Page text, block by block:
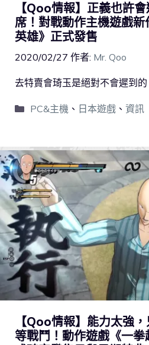
【Qoo情報】正義也許
席！對戰動作主機遊戲
英雄》正式發售
2020/02/27 作者: Mr. Qoo
去特賣會琦玉是絕對不會遲到的
PC&主機、 日本遊戲、 資訊
【Qoo情報】能力太強
等戰鬥！動作遊戲《一